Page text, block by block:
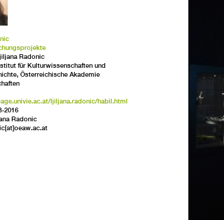
Radonic
für Kulturwissenschaften und
Österreichische Akademie
ljiljana.radonic/habil.html
2016
Radonic